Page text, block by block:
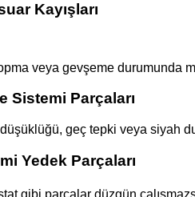
Kayışları
veya gevşeme
Sistemi Parçaları
geç tepki veya siyah
Yedek Parçaları
gibi parçalar düzgün